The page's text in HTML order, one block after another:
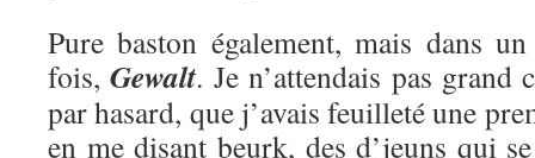
Pure baston également, mais dans
fois,Gewalt. Je n’attendais pas grand
par hasard, que j’avais feuilleté une
en me disant beurk, des d’jeuns qui